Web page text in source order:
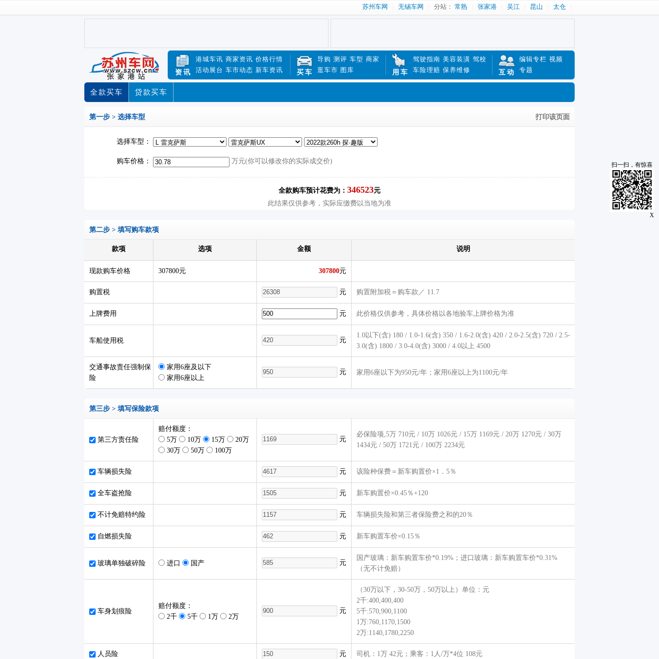
苏州车网 无锡车网 分站： 常熟 张家港 吴江 昆山 太仓
资讯
港城车讯 商家资讯 价格行情
活动展台 车市动态 新车资讯 买车
导购 测评 车型 商家
逛车市 图库 用车
驾驶指南 美容装潢 驾校
车险理赔 保养维修 互动
编辑专栏 视频
专题
全款买车 贷款买车
第一步 > 选择车型 打印该页面
选择车型：
购车价格： 万元(你可以修改你的实际成交价)
全款购车预计花费为： 346523元
此结果仅供参考，实际应缴费以当地为准
第二步 > 填写购车款项
款项 选项 金额 说明
现款购车价格 307800元 307800元
购置税 元 购置附加税＝购车款／ 11.7
上牌费用 元 此价格仅供参考，具体价格以各地验车上牌价格为准
车船使用税 元
1.0以下(含) 180 / 1.0-1.6(含) 350 / 1.6-2.0(含) 420 / 2.0-2.5(含) 720 / 2.5-
3.0(含) 1800 / 3.0-4.0(含) 3000 / 4.0以上 4500
交通事故责任强制保
险
家用6座及以下
家用6座以上
元 家用6座以下为950元/年；家用6座以上为1100元/年
第三步 > 填写保险款项
第三方责任险
赔付额度：
5万
10万 15万
20万
30万
50万 100万
元
必保险项,5万 710元 / 10万 1026元 / 15万 1169元 / 20万 1270元 / 30万
1434元 / 50万 1721元 / 100万 2234元
车辆损失险 元 该险种保费＝新车购置价×1．5％
全车盗抢险 元 新车购置价×0.45％+120
不计免赔特约险 元 车辆损失险和第三者保险费之和的20％
自燃损失险 元 新车购置车价×0.15％
玻璃单独破碎险 进口 国产 元
国产玻璃：新车购置车价*0.19%；进口玻璃：新车购置车价*0.31%
（无不计免赔）
车身划痕险
赔付额度：
2千
5千 1万 2万
元
（30万以下，30-50万，50万以上）单位：元
2千:400,400,400
5千:570,900,1100
1万:760,1170,1500
2万:1140,1780,2250
人员险 元 司机：1万 42元；乘客：1人/万*4位 108元
扫一扫，有惊喜
X